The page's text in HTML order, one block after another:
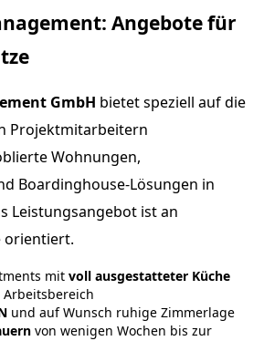
Angebote für
GmbH bietet speziell auf die
Projektmitarbeitern
Wohnungen,
Boardinghouse-Lösungen in
Leistungsangebot ist an
orientiert.
mit voll ausgestatteter Küche
und auf Wunsch ruhige Zimmerlage
von wenigen Wochen bis zur